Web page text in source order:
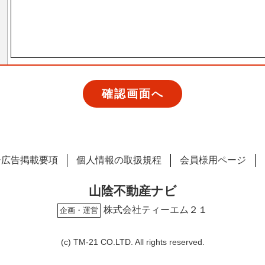
告掲載要項 個人情報の取扱規程 会員様用ページ
山陰不動産ナビ
企画・運営 株式会社ティーエム２１
(c) TM-21 CO.LTD. All rights reserved.